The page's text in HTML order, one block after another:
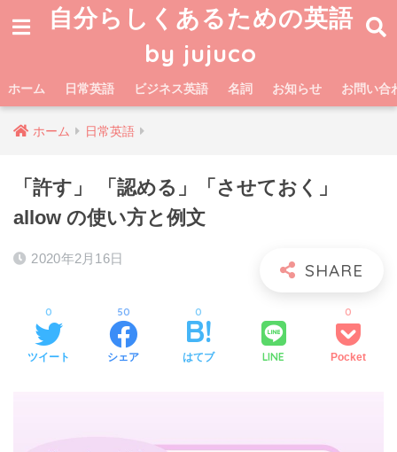
自分らしくあるための英語
by jujuco
ホーム 日常英語 ビジネス英語 名詞 お知らせ お問い合
ホーム 日常英語
「許す」 「認める」「させておく」
allow の使い方と例文
2020年2月16日
ツイート
0
シェア
50
はてブ
0
LINE Pocket
0